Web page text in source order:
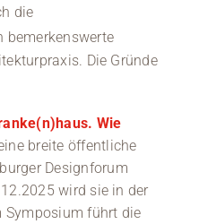
Kontakt
Medien
News
Veranstaltungen
die
bemerkenswerte
Die Gründe
Wie
breite öffentliche
Designforum
wird sie in der
Symposium führt die